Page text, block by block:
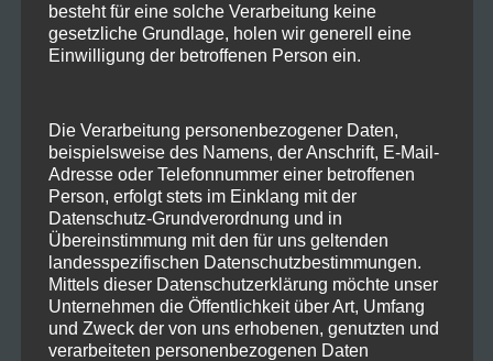
✓ Bettenlänge (1 x 220 x 200) (1 x 200 x 180)
✓ CD-Player
✓ 2 Duschen
✓ DVD-Player
✓ Fernseher (Im Wohn- und beiden Schlafzimmern)
✓ Fußboden- bzw. Wandheizung
✓ Geschirrspüler
✓ getrennter Wohn-/Schlafraum
✓ Haartrockner
besteht für eine solche Verarbeitung keine
gesetzliche Grundlage, holen wir generell eine
Einwilligung der betroffenen Person ein.
Die Verarbeitung personenbezogener Daten,
beispielsweise des Namens, der Anschrift, E-Mail-
Adresse oder Telefonnummer einer betroffenen
Person, erfolgt stets im Einklang mit der
Datenschutz-Grundverordnung und in
Übereinstimmung mit den für uns geltenden
landesspezifischen Datenschutzbestimmungen.
Mittels dieser Datenschutzerklärung möchte unser
Unternehmen die Öffentlichkeit über Art, Umfang
und Zweck der von uns erhobenen, genutzten und
verarbeiteten personenbezogenen Daten